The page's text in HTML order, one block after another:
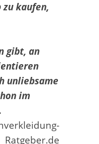
kaufen,
gibt, an
unliebsame
im
Ratgeber.de